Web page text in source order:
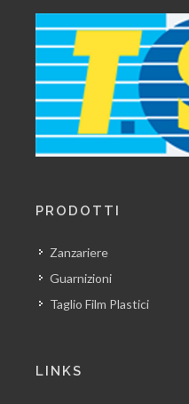
PRODOTTI
Zanzariere
Guarnizioni
Taglio Film Plastici
LINKS